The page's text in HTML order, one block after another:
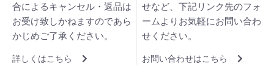
合によるキャンセル・返品は
お受け致しかねますのであら
かじめご了承ください。
詳しくはこちら
せなど、下記リンク先のフォ
ームよりお気軽にお問い合わ
せください。
お問い合わせはこちら